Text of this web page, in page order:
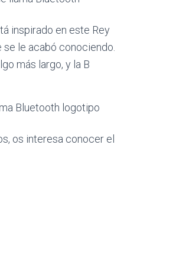
inspirado en este Rey
le acabó conociendo.
más largo, y la B
os interesa conocer el